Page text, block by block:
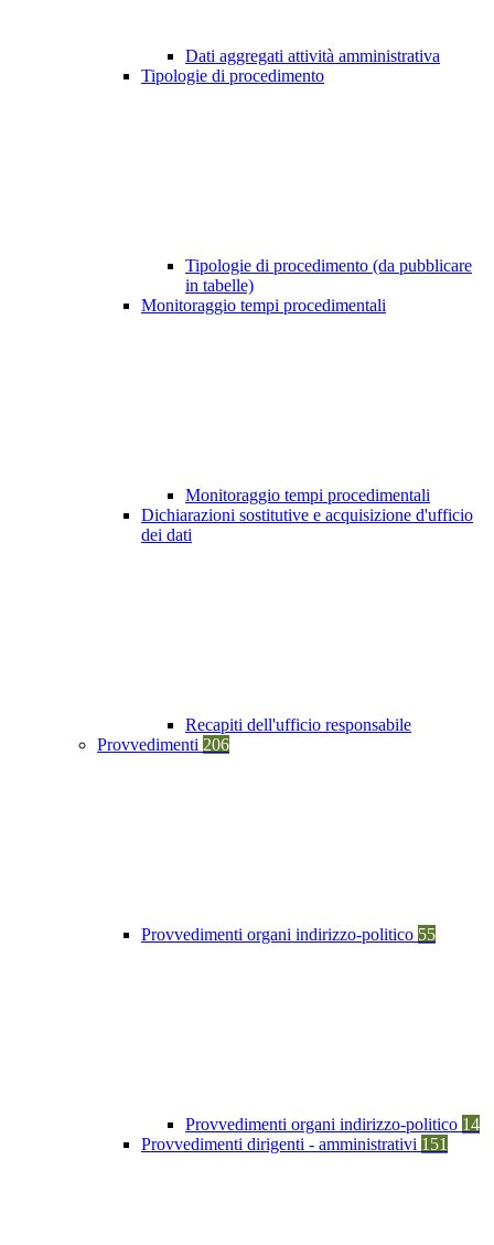
Dati aggregati attività amministrativa
Tipologie di procedimento
Tipologie di procedimento (da pubblicare
in tabelle)
Monitoraggio tempi procedimentali
Monitoraggio tempi procedimentali
Dichiarazioni sostitutive e acquisizione d'ufficio
dei dati
Recapiti dell'ufficio responsabile
Provvedimenti 206
Provvedimenti organi indirizzo-politico 55
Provvedimenti organi indirizzo-politico 14
Provvedimenti dirigenti - amministrativi 151